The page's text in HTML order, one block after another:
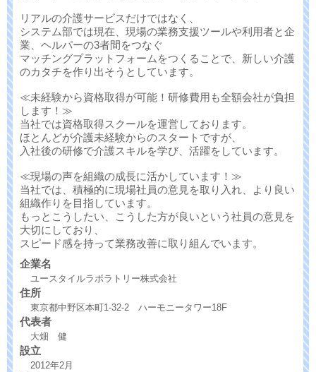
リアルの介護サービスだけではなく、
システム部では現在、現場の業務支援ツールや利用者と企
業、ヘルパーの3者間をつなぐ
マッチングプラットフォームをつくることで、新しい介護
のカタチを作り出そうとしています。
≪未経験から資格取得が可能！研修費用も全額会社が負担
します！≫
当社では資格取得スクールを運営しております。
ほとんどが介護未経験からのスタートですが、
入社後の研修で介護スキルを学び、活躍をしています。
≪現場の声を組織の成長に活かしています！≫
当社では、積極的に現場社員の意見を取り入れ、より良い
組織作りを目指しています。
もっとこうしたい、こうした方が良いという社員の意見を
大切にしており、
スピード感を持って業務改善に取り組んでいます。
企業名
ユースタイルラボラトリー株式会社
住所
東京都中野区本町1-32-2 ハーモニータワー18F
代表者
大畑 健
設立
2012年2月